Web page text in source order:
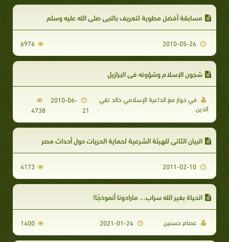
مسابقة أفضل مطوية لتعريف بالنبي صلى الله عليه وسلم
6976
شجون الإسلام وشؤونه في البرازيل
في حوار مع الداعية الإسلامي خالد تقي
الدين
2010-06-
21
4738
البيان الثاني للهيئة الشرعية لحماية الحريات حول أحداث مصر
4173
الحياة بغير الله سراب... مارادونا أنموذجًا!
عصام حسنين 1400